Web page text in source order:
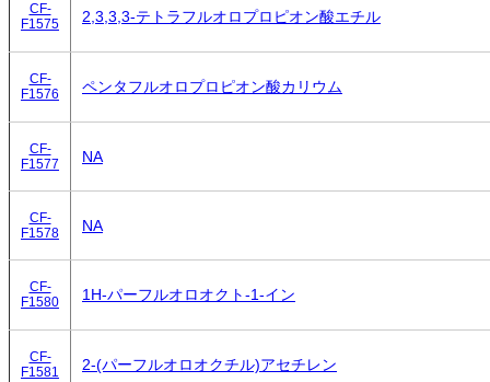
CF-
F1575
2,3,3,3-テトラフルオロプロピオン酸エチル
CF-
F1576
ペンタフルオロプロピオン酸カリウム
CF-
F1577
NA
CF-
F1578
NA
CF-
F1580
1H-パーフルオロオクト-1-イン
CF-
F1581
2-(パーフルオロオクチル)アセチレン